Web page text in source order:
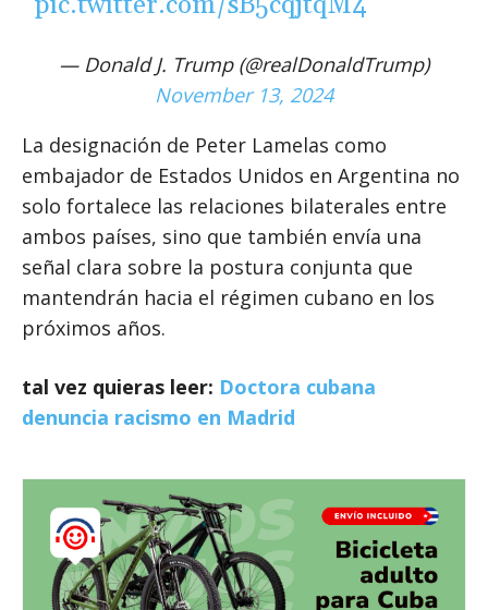
— Donald J. Trump (@realDonaldTrump)
November 13, 2024
La designación de Peter Lamelas como
embajador de Estados Unidos en Argentina no
solo fortalece las relaciones bilaterales entre
ambos países, sino que también envía una
señal clara sobre la postura conjunta que
mantendrán hacia el régimen cubano en los
próximos años.
tal vez quieras leer: Doctora cubana
denuncia racismo en Madrid